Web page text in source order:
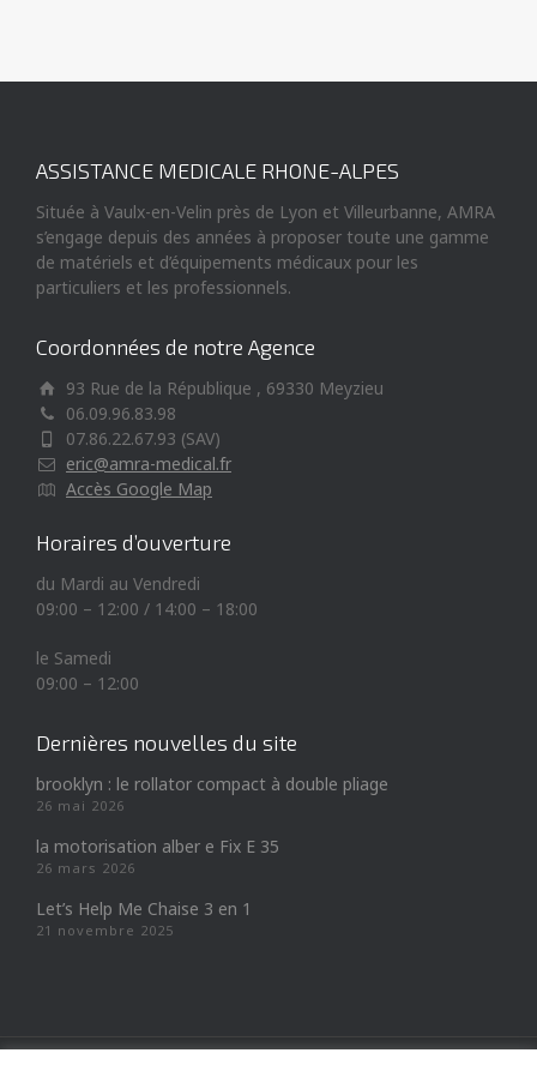
ASSISTANCE MEDICALE RHONE-ALPES
Située à Vaulx-en-Velin près de Lyon et Villeurbanne, AMRA
s’engage depuis des années à proposer toute une gamme
de matériels et d’équipements médicaux pour les
particuliers et les professionnels.
Coordonnées de notre Agence
93 Rue de la République , 69330 Meyzieu
06.09.96.83.98
07.86.22.67.93 (SAV)
eric@amra-medical.fr
Accès Google Map
Horaires d’ouverture
du Mardi au Vendredi
09:00 – 12:00 / 14:00 – 18:00
le Samedi
09:00 – 12:00
Dernières nouvelles du site
brooklyn : le rollator compact à double pliage
26 mai 2026
la motorisation alber e Fix E 35
26 mars 2026
Let’s Help Me Chaise 3 en 1
21 novembre 2025